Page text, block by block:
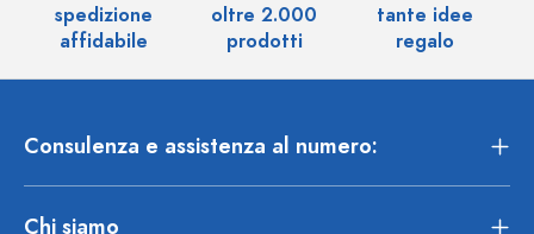
spedizione
affidabile
oltre 2.000
prodotti
tante idee
regalo
Consulenza e assistenza al numero:
Chi siamo